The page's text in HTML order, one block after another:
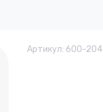
Артикул: 600-204